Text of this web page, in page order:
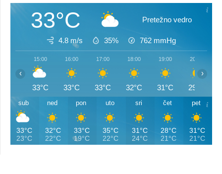
33°C Pretežno vedro
4.8 m/s 35% 762 mmHg
15:00
33°C
16:00
33°C
17:00
33°C
18:00
32°C
19:00
31°C
20:00
29°C
‹ ›
sub
33°C
23°C
ned
32°C
22°C
pon
33°C
19°C
uto
35°C
22°C
sri
31°C
24°C
čet
28°C
21°C
pet
31°C
21°C